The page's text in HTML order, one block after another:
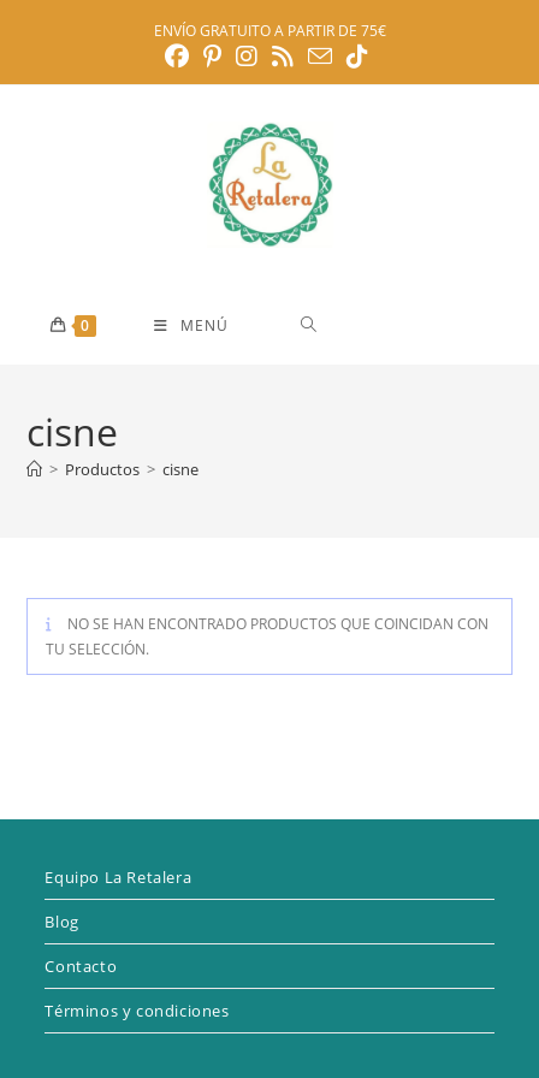
ENVÍO GRATUITO A PARTIR DE 75€
0 MENÚ
cisne
> Productos > cisne
NO SE HAN ENCONTRADO PRODUCTOS QUE COINCIDAN CON
TU SELECCIÓN.
Equipo La Retalera
Blog
Contacto
Términos y condiciones